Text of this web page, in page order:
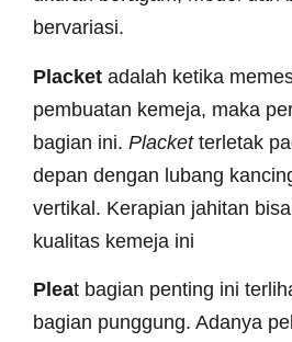
bervariasi.
Placket adalah ketika
pembuatan kemeja, maka
bagian ini. Placketterletak
depan dengan lubang
vertikal. Kerapian jahitan
kualitas kemeja ini
Pleat bagian penting ini
bagian punggung. Adanya